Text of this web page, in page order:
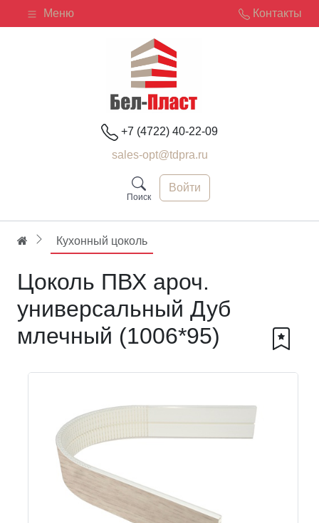
Меню Контакты
+7 (4722) 40-22-09
sales-opt@tdpra.ru
Поиск
Войти
Кухонный цоколь
Цоколь ПВХ ароч.
универсальный Дуб
млечный (1006*95)